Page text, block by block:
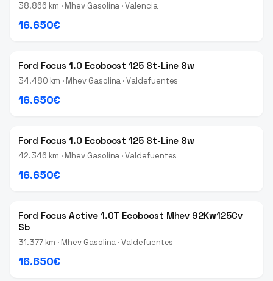
38.866 km · Mhev Gasolina · Valencia
16.650€
Ford Focus 1.0 Ecoboost 125 St-Line Sw
34.480 km · Mhev Gasolina · Valdefuentes
16.650€
Ford Focus 1.0 Ecoboost 125 St-Line Sw
42.346 km · Mhev Gasolina · Valdefuentes
16.650€
Ford Focus Active 1.0T Ecoboost Mhev 92Kw125Cv
Sb
31.377 km · Mhev Gasolina · Valdefuentes
16.650€